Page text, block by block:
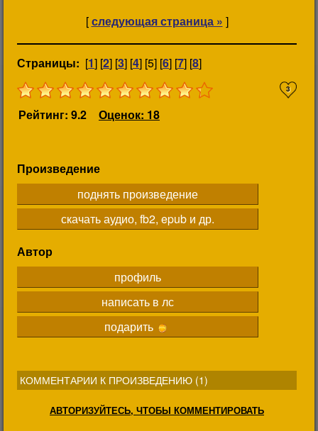
[следующая страница » ]
Страницы: [1] [2] [3] [4] [5] [6] [7] [8]
3
Рейтинг: 9.2 Оценок: 18
Произведение
поднять произведение
скачать аудио, fb2, epub и др.
Автор
профиль
написать в лс
подарить
КОММЕНТАРИИ К ПРОИЗВЕДЕНИЮ (1)
АВТОРИЗУЙТЕСЬ, ЧТОБЫ КОММЕНТИРОВАТЬ